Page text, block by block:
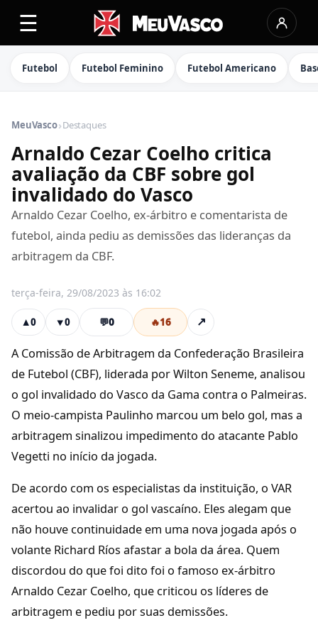
☰
Futebol Futebol Feminino Futebol Americano
MeuVasco›Destaques
Arnaldo Cezar Coelho critica
avaliação da CBF sobre gol
invalidado do Vasco
Arnaldo Cezar Coelho, ex-árbitro e comentarista de
futebol, ainda pediu as demissões das lideranças da
arbitragem da CBF.
terça-feira, 29/08/2023 às 16:02
▲0 ▼0 💬0 🔥16 ↗
A Comissão de Arbitragem da Confederação Brasileira
de Futebol (CBF), liderada por Wilton Seneme, analisou
o gol invalidado do Vasco da Gama contra o Palmeiras.
O meio-campista Paulinho marcou um belo gol, mas a
arbitragem sinalizou impedimento do atacante Pablo
Vegetti no início da jogada.
De acordo com os especialistas da instituição, o VAR
acertou ao invalidar o gol vascaíno. Eles alegam que
não houve continuidade em uma nova jogada após o
volante Richard Ríos afastar a bola da área. Quem
discordou do que foi dito foi o famoso ex-árbitro
Arnaldo Cezar Coelho, que criticou os líderes de
arbitragem e pediu por suas demissões.